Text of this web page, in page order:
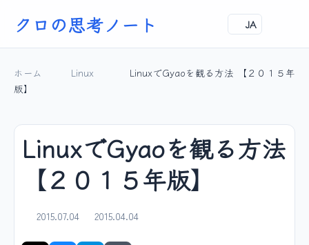
クロの思考ノート JA
ホーム Linux
LinuxでGyaoを観る方法 【２０１５年
版】
LinuxでGyaoを観る方法
【２０１５年版】
2015.07.04 2015.04.04